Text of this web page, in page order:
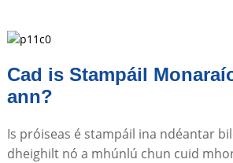
Cad is Stampáil
ann?
Is próiseas é stampáil ina ndéantar
dheighilt nó a mhúnlú chun cuid